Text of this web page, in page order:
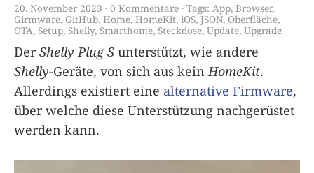
20. November 2023 0 Kommentare Tags: App, Browser,
Girmware, GitHub, Home, HomeKit, iOS,JSON,Oberfläche,
OTA, Setup, Shelly, Smarthome, Steckdose, Update, Upgrade
DerShelly Plug S unterstützt, wie andere
Shelly-Geräte, von sich aus kein HomeKit.
Allerdings existiert eine alternative Firmware,
über welche diese Unterstützung nachgerüstet
werden kann.